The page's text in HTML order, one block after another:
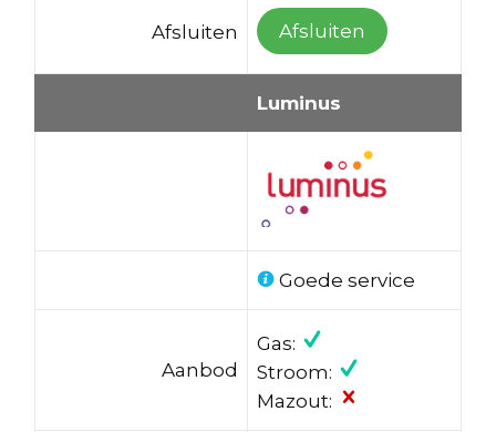
Afsluiten Afsluiten
Luminus
Goede service
Aanbod
Gas:
Stroom:
Mazout: